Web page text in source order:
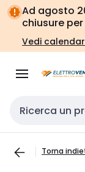
Vai alla
navigazione
Vai
alla
Ad agosto
chiusure
Vedi
Cerca input
Torna